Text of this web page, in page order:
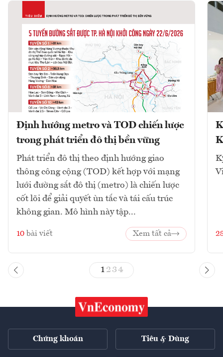
Định hướng metro và TOD chiến lược
trong phát triển đô thị bền vững
Phát triển đô thị theo định hướng giao
thông công cộng (TOD) kết hợp với mạng
lưới đường sắt đô thị (metro) là chiến lược
cốt lõi để giải quyết ùn tắc và tái cấu trúc
không gian. Mô hình này tập...
10 bài viết Xem tất cả
1 23 4
Chứng khoán Tiêu & Dùng